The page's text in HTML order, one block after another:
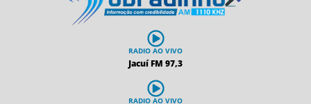
RADIO AO VIVO
Jacuí FM 97,3
RADIO AO VIVO